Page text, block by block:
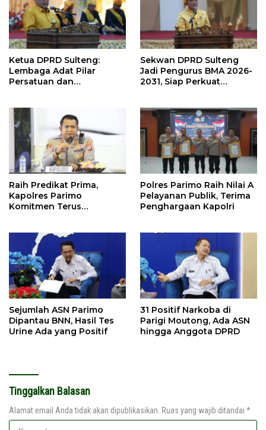
Ketua DPRD Sulteng:
Lembaga Adat Pilar
Persatuan dan
Sekwan DPRD Sulteng
Jadi Pengurus BMA 2026-
2031, Siap Perkuat
Raih Predikat Prima,
Kapolres Parimo
Komitmen Terus
Polres Parimo Raih Nilai A
Pelayanan Publik, Terima
Penghargaan Kapolri
Sejumlah ASN Parimo
Dipantau BNN, Hasil Tes
Urine Ada yang Positif
31 Positif Narkoba di
Parigi Moutong, Ada ASN
hingga Anggota DPRD
Tinggalkan Balasan
Alamat email Anda tidak akan dipublikasikan. Ruas yang wajib ditandai *